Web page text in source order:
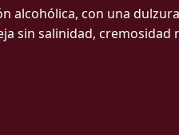
alcohólica, con una
sin salinidad, cremosidad